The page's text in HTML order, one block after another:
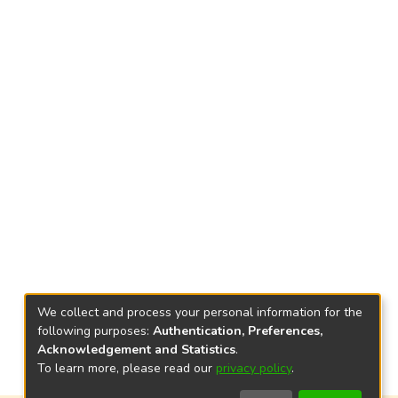
We collect and process your personal information for the
following purposes: Authentication, Preferences,
Acknowledgement and Statistics.
To learn more, please read our privacy policy.